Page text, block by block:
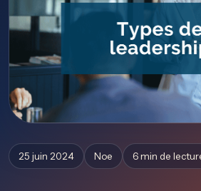
25 juin 2024 Noe 6 min de